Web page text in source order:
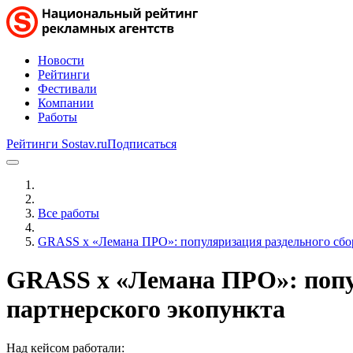
Новости
Рейтинги
Фестивали
Компании
Работы
Рейтинги Sostav.ruПодписаться
Все работы
GRASS x «Лемана ПРО»: популяризация раздельного
GRASS x «Лемана ПРО»:
партнерского экопункта
Над кейсом работали: